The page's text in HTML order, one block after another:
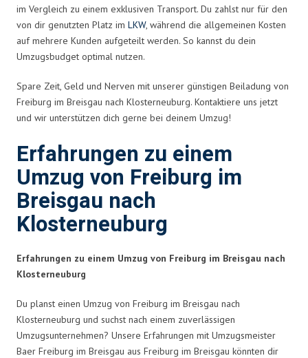
im Vergleich zu einem exklusiven Transport. Du zahlst nur für den
von dir genutzten Platz im LKW, während die allgemeinen Kosten
auf mehrere Kunden aufgeteilt werden. So kannst du dein
Umzugsbudget optimal nutzen.
Spare Zeit, Geld und Nerven mit unserer günstigen Beiladung von
Freiburg im Breisgau nach Klosterneuburg. Kontaktiere uns jetzt
und wir unterstützen dich gerne bei deinem Umzug!
Erfahrungen zu einem
Umzug von Freiburg im
Breisgau nach
Klosterneuburg
Erfahrungen zu einem Umzug von Freiburg im Breisgau nach
Klosterneuburg
Du planst einen Umzug von Freiburg im Breisgau nach
Klosterneuburg und suchst nach einem zuverlässigen
Umzugsunternehmen? Unsere Erfahrungen mit Umzugsmeister
Baer Freiburg im Breisgau aus Freiburg im Breisgau könnten dir